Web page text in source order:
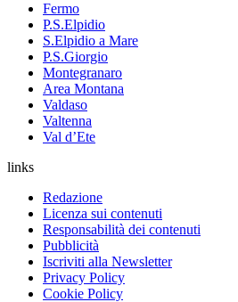
Fermo
P.S.Elpidio
S.Elpidio a Mare
P.S.Giorgio
Montegranaro
Area Montana
Valdaso
Valtenna
Val d’Ete
links
Redazione
Licenza sui contenuti
Responsabilità dei contenuti
Pubblicità
Iscriviti alla Newsletter
Privacy Policy
Cookie Policy